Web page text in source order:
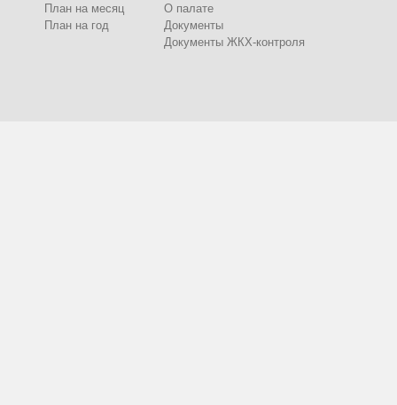
План на месяц
План на год
О палате
Документы
Документы ЖКХ-контроля